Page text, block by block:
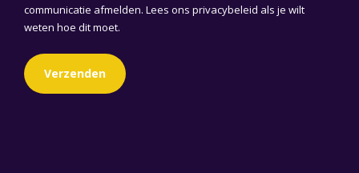
communicatie afmelden. Lees ons privacybeleid als je wilt
weten hoe dit moet.